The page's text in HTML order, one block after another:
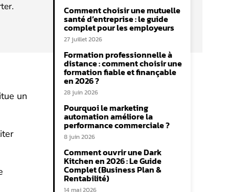
un
Comment choisir une mutuelle
santé d’entreprise : le guide
complet pour les employeurs
27 juillet 2026
Formation professionnelle à
distance : comment choisir une
formation fiable et finançable
en 2026 ?
28 juin 2026
Pourquoi le marketing
automation améliore la
performance commerciale ?
8 juin 2026
Comment ouvrir une Dark
Kitchen en 2026 : Le Guide
Complet (Business Plan &
Rentabilité)
14 mai 2026